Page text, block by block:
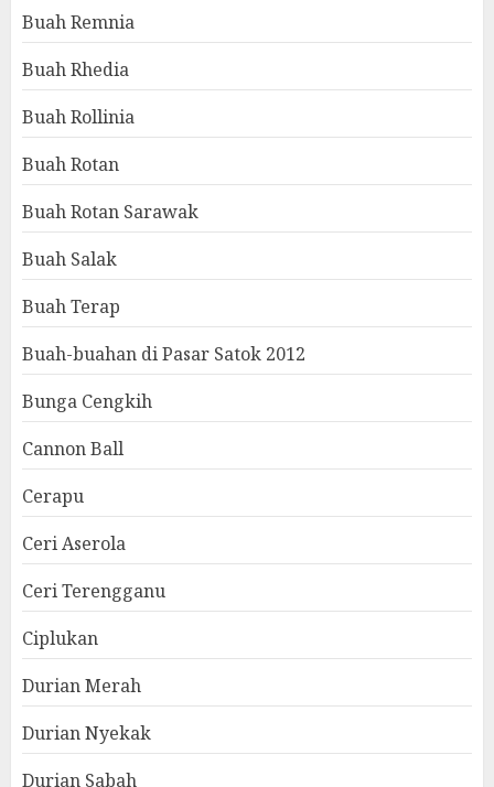
Buah Remnia
Buah Rhedia
Buah Rollinia
Buah Rotan
Buah Rotan Sarawak
Buah Salak
Buah Terap
Buah-buahan di Pasar Satok 2012
Bunga Cengkih
Cannon Ball
Cerapu
Ceri Aserola
Ceri Terengganu
Ciplukan
Durian Merah
Durian Nyekak
Durian Sabah